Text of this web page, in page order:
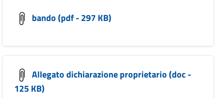
bando (pdf - 297 KB)
Allegato dichiarazione proprietario (doc -
125 KB)